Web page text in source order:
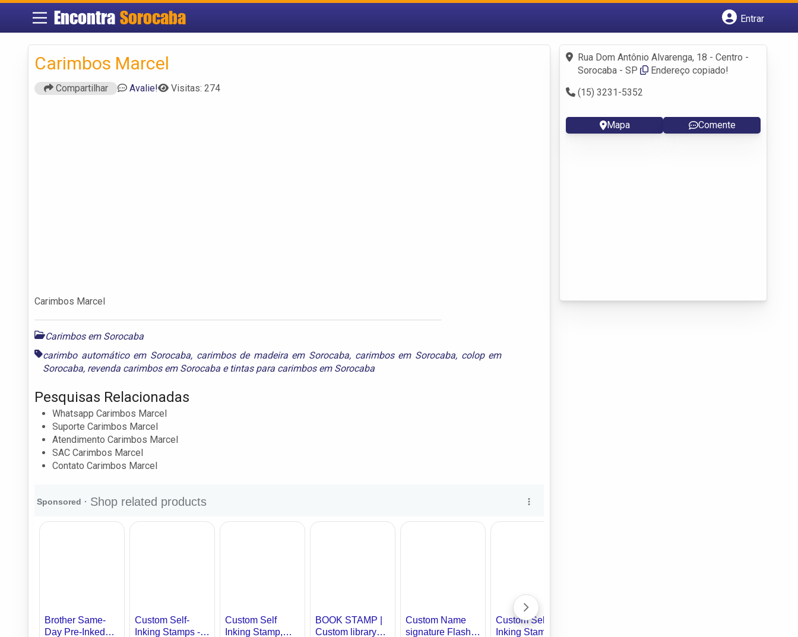
Encontra Sorocaba
Entrar
Fazer login
Criar conta
Carimbos Marcel
Compartilhar Avalie! Visitas: 274
Carimbos Marcel
Carimbos em Sorocaba
carimbo automático em Sorocaba, carimbos de madeira em Sorocaba, carimbos em Sorocaba, colop em
Sorocaba, revenda carimbos em Sorocaba e tintas para carimbos em Sorocaba
Pesquisas Relacionadas
Whatsapp Carimbos Marcel
Suporte Carimbos Marcel
Atendimento Carimbos Marcel
SAC Carimbos Marcel
Contato Carimbos Marcel
Rua Dom Antônio Alvarenga, 18 - Centro -
Sorocaba - SP
Endereço copiado!
(15) 3231-5352
Mapa Comente